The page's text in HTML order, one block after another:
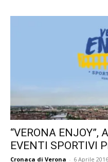
“VERONA ENJOY”,
EVENTI SPORTIVI
Cronaca di Verona - 6 Aprile 2016